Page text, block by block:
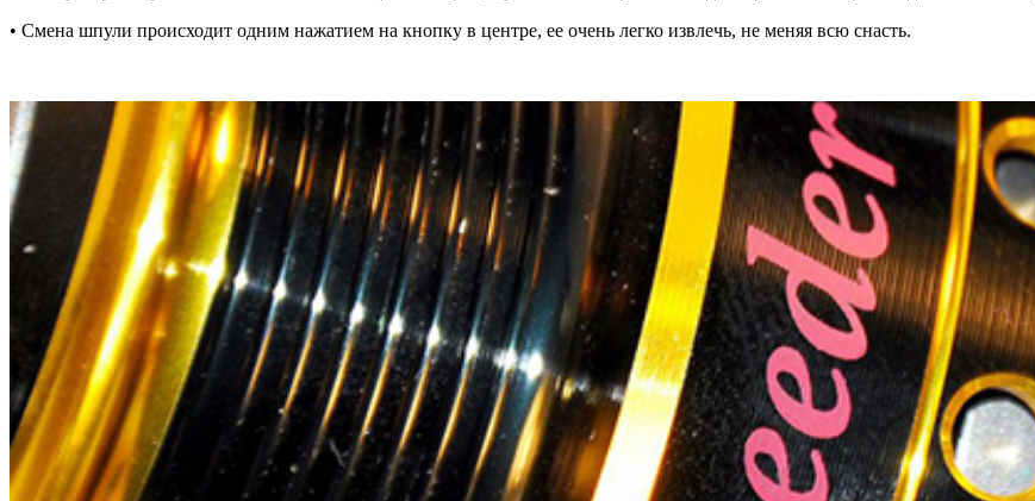
• Смена шпули происходит одним нажатием на кнопку в центре, ее очень легко извлечь, не меняя всю снасть.